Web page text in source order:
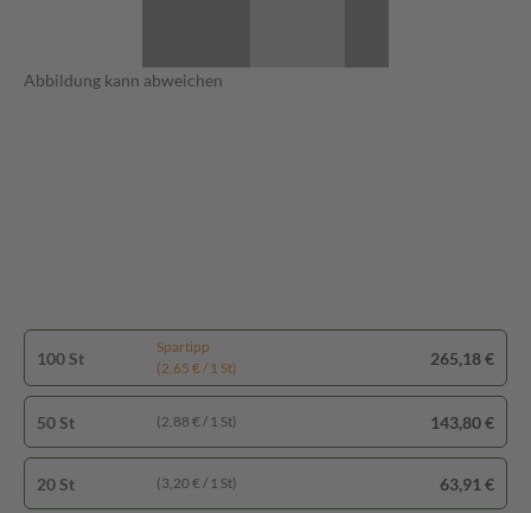
Abbildung kann abweichen
100 St
Spartipp
(2,65 € / 1 St)
265,18 €
50 St (2,88 € / 1 St) 143,80 €
20 St (3,20 € / 1 St) 63,91 €